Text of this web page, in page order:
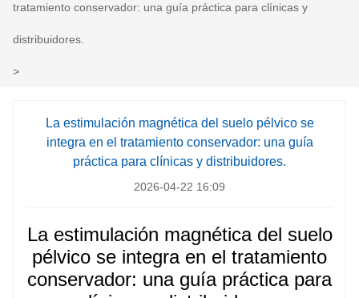
tratamiento conservador: una guía práctica para clínicas y
distribuidores.
>
La estimulación magnética del suelo pélvico se
integra en el tratamiento conservador: una guía
práctica para clínicas y distribuidores.
2026-04-22 16:09
La estimulación magnética del suelo
pélvico se integra en el tratamiento
conservador: una guía práctica para